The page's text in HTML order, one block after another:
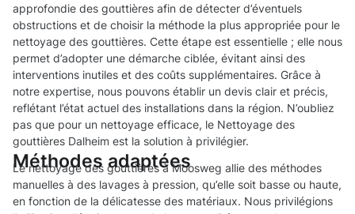
approfondie des gouttières afin de détecter d’éventuels
obstructions et de choisir la méthode la plus appropriée pour le
nettoyage des gouttières. Cette étape est essentielle ; elle nous
permet d’adopter une démarche ciblée, évitant ainsi des
interventions inutiles et des coûts supplémentaires. Grâce à
notre expertise, nous pouvons établir un devis clair et précis,
reflétant l’état actuel des installations dans la région. N’oubliez
pas que pour un nettoyage efficace, le Nettoyage des
gouttières Dalheim est la solution à privilégier.
Méthodes adaptées
Le nettoyage des gouttières à Moosweg allie des méthodes
manuelles à des lavages à pression, qu’elle soit basse ou haute,
en fonction de la délicatesse des matériaux. Nous privilégions